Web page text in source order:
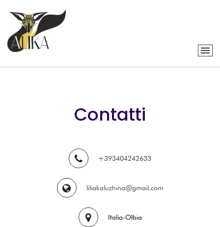
Contatti
+393404242633
liliakaluzhina@gmail.com
Italia-Olbia